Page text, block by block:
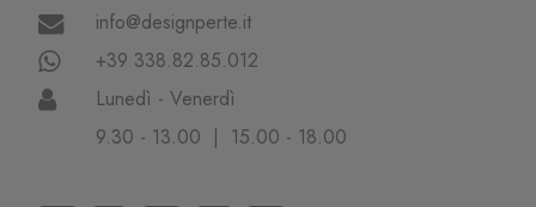
info@designperte.it
+39 338.82.85.012
Lunedì - Venerdì
9.30 - 13.00 | 15.00 - 18.00